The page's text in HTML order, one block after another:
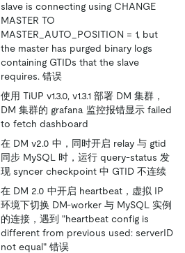
slave is connecting using CHANGE
MASTER TO
MASTER_AUTO_POSITION = 1, but
the master has purged binary logs
containing GTIDs that the slave
requires. 错误
使用 TiUP v1.3.0, v1.3.1 部署 DM 集群，
DM 集群的 grafana 监控报错显示 failed
to fetch dashboard
在 DM v2.0 中，同时开启 relay 与 gtid
同步 MySQL 时，运行 query-status 发
现 syncer checkpoint 中 GTID 不连续
在 DM 2.0 中开启 heartbeat，虚拟 IP
环境下切换 DM-worker 与 MySQL 实例
的连接，遇到 "heartbeat config is
different from previous used: serverID
not equal" 错误